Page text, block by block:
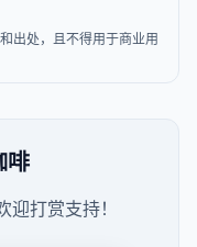
出处，且不得用于商业用
啡
打赏支持！